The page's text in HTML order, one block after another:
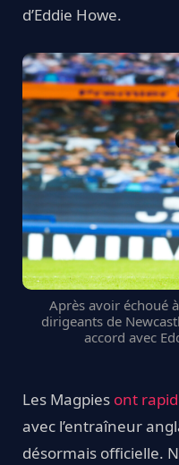
d’Eddie Howe.
Après avoir échoué
dirigeants de
accord avec
Les Magpies ont
avec l’entraîneur
désormais officielle.